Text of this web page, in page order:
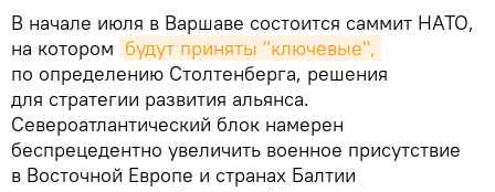
В начале июля в Варшаве состоится саммит НАТО,
на котором будут приняты "ключевые",
по определению Столтенберга, решения
для стратегии развития альянса.
Североатлантический блок намерен
беспрецедентно увеличить военное присутствие
в Восточной Европе и странах Балтии